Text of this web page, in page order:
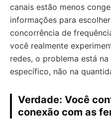
canais estão menos
informações para
concorrência de
você realmente
redes, o problema está
específico, não na
Verdade: Você
conexão com as